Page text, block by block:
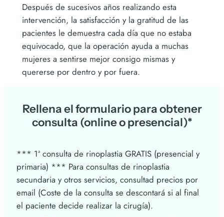
Después de sucesivos años realizando esta
intervención, la satisfacción y la gratitud de las
pacientes le demuestra cada día que no estaba
equivocado, que la operación ayuda a muchas
mujeres a sentirse mejor consigo mismas y
quererse por dentro y por fuera.
Rellena el formulario para obtener
consulta (online o presencial)*
*** 1ª consulta de rinoplastia GRATIS (presencial y
primaria) *** Para consultas de rinoplastia
secundaria y otros servicios, consultad precios por
email (Coste de la consulta se descontará si al final
el paciente decide realizar la cirugía).